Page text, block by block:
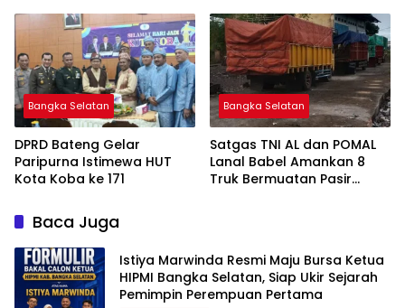
Bangka Selatan
DPRD Bateng Gelar
Paripurna Istimewa HUT
Kota Koba ke 171
Bangka Selatan
Satgas TNI AL dan POMAL
Lanal Babel Amankan 8
Truk Bermuatan Pasir
Baca Juga
Istiya Marwinda Resmi Maju Bursa Ketua
HIPMI Bangka Selatan, Siap Ukir Sejarah
Pemimpin Perempuan Pertama